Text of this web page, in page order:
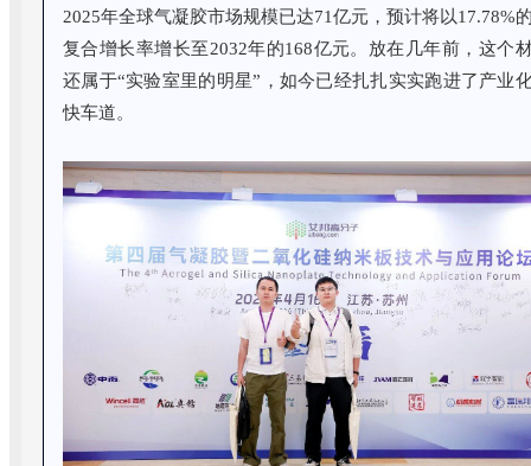
2025年全球气凝胶市场规模已达71亿元，预计将以17.78%
复合增长率增长至2032年的168亿元。放在几年前，这个
还属于“实验室里的明星”，如今已经扎扎实实跑进了产业
快车道。